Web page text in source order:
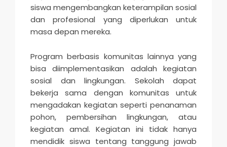
siswa mengembangkan keterampilan sosial
dan profesional yang diperlukan untuk
masa depan mereka.
Program berbasis komunitas lainnya yang
bisa diimplementasikan adalah kegiatan
sosial dan lingkungan. Sekolah dapat
bekerja sama dengan komunitas untuk
mengadakan kegiatan seperti penanaman
pohon, pembersihan lingkungan, atau
kegiatan amal. Kegiatan ini tidak hanya
mendidik siswa tentang tanggung jawab